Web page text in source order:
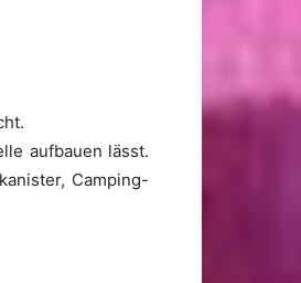
aufbauen lässt.
Camping-